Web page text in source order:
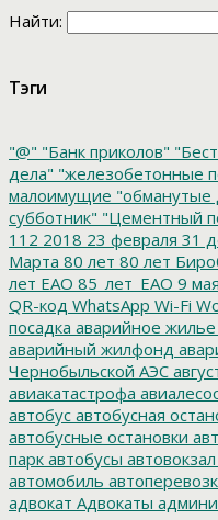
Найти:
Тэги
"@" "Банк приколов"
дела" "железобетонные
малоимущие
субботник" "Цементный
112 2018 23 февраля 31
Марта 80 лет 80 лет
лет ЕАО 85_лет_ЕАО 9 мая
QR-код WhatsApp Wi-Fi
посадка аварийное жилье
аварийный жилфонд
Чернобыльской АЭС
авиакатастрофа
автобус автобусная
автобусные остановки
парк автобусы автовокзал
автомобиль
адвокат Адвокаты